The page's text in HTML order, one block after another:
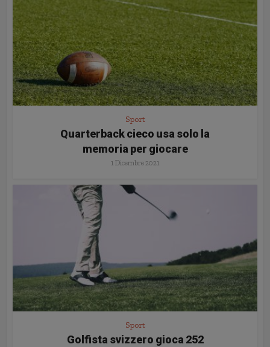
Sport
Quarterback cieco usa solo la
memoria per giocare
1 Dicembre 2021
Sport
Golfista svizzero gioca 252